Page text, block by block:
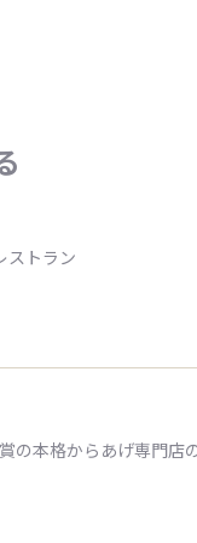
ストラン
の本格からあげ専門店